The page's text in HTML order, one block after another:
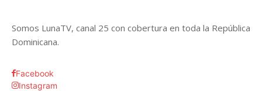
Somos LunaTV, canal 25 con cobertura en toda la República
Dominicana.
Facebook
Instagram